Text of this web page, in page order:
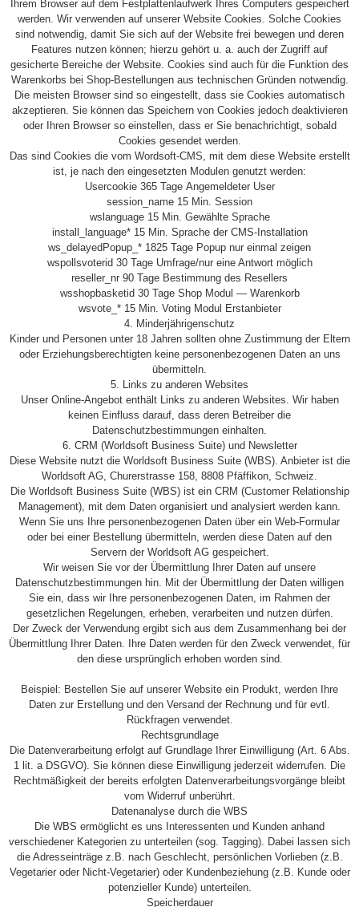
Ihrem Browser auf dem Festplattenlaufwerk Ihres Computers gespeichert
werden. Wir verwenden auf unserer Website Cookies. Solche Cookies
sind notwendig, damit Sie sich auf der Website frei bewegen und deren
Features nutzen können; hierzu gehört u. a. auch der Zugriff auf
gesicherte Bereiche der Website. Cookies sind auch für die Funktion des
Warenkorbs bei Shop-Bestellungen aus technischen Gründen notwendig.
Die meisten Browser sind so eingestellt, dass sie Cookies automatisch
akzeptieren. Sie können das Speichern von Cookies jedoch deaktivieren
oder Ihren Browser so einstellen, dass er Sie benachrichtigt, sobald
Cookies gesendet werden.
Das sind Cookies die vom Wordsoft-CMS, mit dem diese Website erstellt
ist, je nach den eingesetzten Modulen genutzt werden:
Usercookie 365 Tage Angemeldeter User
session_name 15 Min. Session
wslanguage 15 Min. Gewählte Sprache
install_language* 15 Min. Sprache der CMS-Installation
ws_delayedPopup_* 1825 Tage Popup nur einmal zeigen
wspollsvoterid 30 Tage Umfrage/nur eine Antwort möglich
reseller_nr 90 Tage Bestimmung des Resellers
wsshopbasketid 30 Tage Shop Modul — Warenkorb
wsvote_* 15 Min. Voting Modul Erstanbieter
4. Minderjährigenschutz
Kinder und Personen unter 18 Jahren sollten ohne Zustimmung der Eltern
oder Erziehungsberechtigten keine personenbezogenen Daten an uns
übermitteln.
5. Links zu anderen Websites
Unser Online-Angebot enthält Links zu anderen Websites. Wir haben
keinen Einfluss darauf, dass deren Betreiber die
Datenschutzbestimmungen einhalten.
6. CRM (Worldsoft Business Suite) und Newsletter
Diese Website nutzt die Worldsoft Business Suite (WBS). Anbieter ist die
Worldsoft AG, Churerstrasse 158, 8808 Pfäffikon, Schweiz.
Die Worldsoft Business Suite (WBS) ist ein CRM (Customer Relationship
Management), mit dem Daten organisiert und analysiert werden kann.
Wenn Sie uns Ihre personenbezogenen Daten über ein Web-Formular
oder bei einer Bestellung übermitteln, werden diese Daten auf den
Servern der Worldsoft AG gespeichert.
Wir weisen Sie vor der Übermittlung Ihrer Daten auf unsere
Datenschutzbestimmungen hin. Mit der Übermittlung der Daten willigen
Sie ein, dass wir Ihre personenbezogenen Daten, im Rahmen der
gesetzlichen Regelungen, erheben, verarbeiten und nutzen dürfen.
Der Zweck der Verwendung ergibt sich aus dem Zusammenhang bei der
Übermittlung Ihrer Daten. Ihre Daten werden für den Zweck verwendet, für
den diese ursprünglich erhoben worden sind.
Beispiel: Bestellen Sie auf unserer Website ein Produkt, werden Ihre
Daten zur Erstellung und den Versand der Rechnung und für evtl.
Rückfragen verwendet.
Rechtsgrundlage
Die Datenverarbeitung erfolgt auf Grundlage Ihrer Einwilligung (Art. 6 Abs.
1 lit. a DSGVO). Sie können diese Einwilligung jederzeit widerrufen. Die
Rechtmäßigkeit der bereits erfolgten Datenverarbeitungsvorgänge bleibt
vom Widerruf unberührt.
Datenanalyse durch die WBS
Die WBS ermöglicht es uns Interessenten und Kunden anhand
verschiedener Kategorien zu unterteilen (sog. Tagging). Dabei lassen sich
die Adresseinträge z.B. nach Geschlecht, persönlichen Vorlieben (z.B.
Vegetarier oder Nicht-Vegetarier) oder Kundenbeziehung (z.B. Kunde oder
potenzieller Kunde) unterteilen.
Speicherdauer